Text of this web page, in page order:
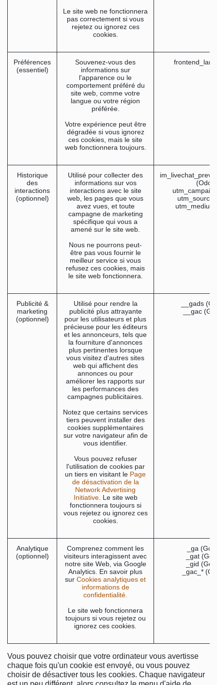
Le site web ne fonctionnera
pas correctement si vous
rejetez ou ignorez ces
cookies.
Préférences
(essentiel)
Souvenez-vous des
informations sur
l'apparence ou le
comportement préféré du
site web, comme votre
langue ou votre région
préférée.
Votre expérience peut être
dégradée si vous ignorez
ces cookies, mais le site
web fonctionnera toujours.
Historique
des
interactions
(optionnel)
Utilisé pour collecter des
informations sur vos
interactions avec le site
web, les pages que vous
avez vues, et toute
campagne de marketing
spécifique qui vous a
amené sur le site web.
Nous ne pourrons peut-
être pas vous fournir le
meilleur service si vous
refusez ces cookies, mais
le site web fonctionnera.
utm_source
Publicité &
marketing
(optionnel)
Utilisé pour rendre la
publicité plus attrayante
pour les utilisateurs et plus
précieuse pour les éditeurs
et les annonceurs, tels que
la fourniture d'annonces
plus pertinentes lorsque
vous visitez d'autres sites
web qui affichent des
annonces ou pour
améliorer les rapports sur
les performances des
campagnes publicitaires.
Notez que certains services
tiers peuvent installer des
cookies supplémentaires
sur votre navigateur afin de
vous identifier.
Vous pouvez refuser
l'utilisation de cookies par
un tiers en visitant le Page
de désactivation de la
Network Advertising
Initiative. Le site web
fonctionnera toujours si
vous rejetez ou ignorez ces
cookies.
__gads
__gac
Analytique
(optionnel)
Comprenez comment les
visiteurs interagissent avec
notre site Web, via Google
Analytics. En savoir plus
sur Cookies analytiques et
informations de
confidentialité.
Le site web fonctionnera
toujours si vous rejetez ou
ignorez ces cookies.
_ga
_gat
_gid
_gac_*
Vous pouvez choisir que votre ordinateur vous avertisse
chaque fois qu'un cookie est envoyé, ou vous pouvez
choisir de désactiver tous les cookies. Chaque navigateur